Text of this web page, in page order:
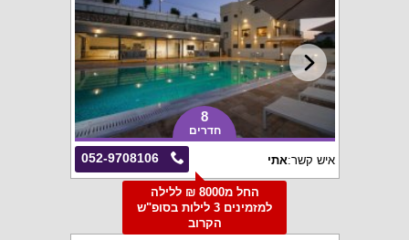
8
חדרים
052-9708106 איש קשר:אתי
החל מ8000 ₪ ללילה
למזמינים 3 לילות בסופ"ש
הקרוב